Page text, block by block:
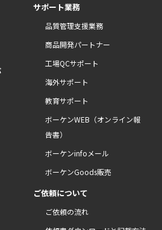
サポート業務
品質管理支援業務
商品開発パートナー
工場QCサポート
海外サポート
教育サポート
ボーケンWEB（オンライン報
告書）
ボーケンinfoメール
ボーケンGoods販売
ご依頼について
ご依頼の流れ